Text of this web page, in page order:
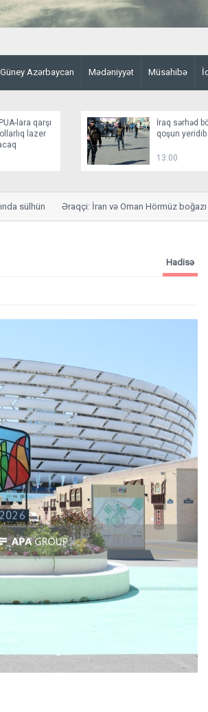
Güney Azərbaycan Mədəniyyət Müsahibə
lara qarşı
lazer
İraq sərhəd
qoşun yeridib
13:00
sülhün
Əraqçi: İran və Oman Hörmüz boğazı
Hadisə